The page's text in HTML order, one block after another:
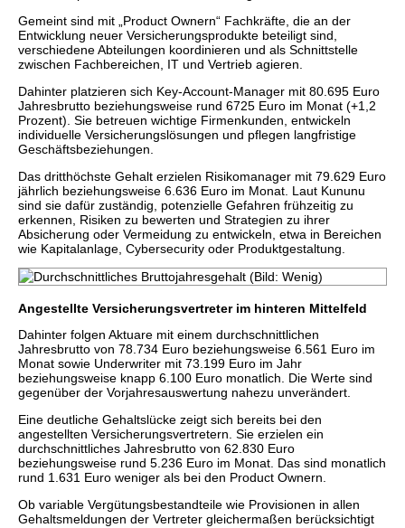
Gemeint sind mit „Product Ownern“ Fachkräfte, die an der
Entwicklung neuer Versicherungsprodukte beteiligt sind,
verschiedene Abteilungen koordinieren und als Schnittstelle
zwischen Fachbereichen, IT und Vertrieb agieren.
Dahinter platzieren sich Key-Account-Manager mit 80.695 Euro
Jahresbrutto beziehungsweise rund 6725 Euro im Monat (+1,2
Prozent). Sie betreuen wichtige Firmenkunden, entwickeln
individuelle Versicherungslösungen und pflegen langfristige
Geschäftsbeziehungen.
Das dritthöchste Gehalt erzielen Risikomanager mit 79.629 Euro
jährlich beziehungsweise 6.636 Euro im Monat. Laut Kununu
sind sie dafür zuständig, potenzielle Gefahren frühzeitig zu
erkennen, Risiken zu bewerten und Strategien zu ihrer
Absicherung oder Vermeidung zu entwickeln, etwa in Bereichen
wie Kapitalanlage, Cybersecurity oder Produktgestaltung.
Angestellte Versicherungsvertreter im hinteren Mittelfeld
Dahinter folgen Aktuare mit einem durchschnittlichen
Jahresbrutto von 78.734 Euro beziehungsweise 6.561 Euro im
Monat sowie Underwriter mit 73.199 Euro im Jahr
beziehungsweise knapp 6.100 Euro monatlich. Die Werte sind
gegenüber der Vorjahresauswertung nahezu unverändert.
Eine deutliche Gehaltslücke zeigt sich bereits bei den
angestellten Versicherungsvertretern. Sie erzielen ein
durchschnittliches Jahresbrutto von 62.830 Euro
beziehungsweise rund 5.236 Euro im Monat. Das sind monatlich
rund 1.631 Euro weniger als bei den Product Ownern.
Ob variable Vergütungsbestandteile wie Provisionen in allen
Gehaltsmeldungen der Vertreter gleichermaßen berücksichtigt